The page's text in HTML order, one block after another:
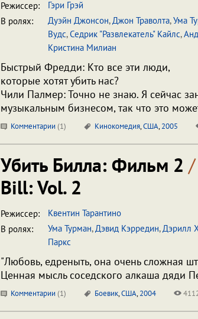
Режиссер:
Гэри Грэй
В ролях:
Дуэйн Джонсон,Джон Траволта,Ума
Вудс,Седрик "Развлекатель" Кайлс,
Кристина Милиан
Быстрый Фредди: Кто все эти люди,
которые хотят убить нас?
Чили Палмер: Точно не знаю. Я сейчас
музыкальным бизнесом, так что это
Комментарии (1) Кинокомедия,США,2005
Убить Билла: Фильм 2 /
Bill: Vol. 2
Режиссер:
Квентин Тарантино
В ролях:
Ума Турман,Дэвид Кэрредин,Дэрилл
Паркс
"Любовь, едреныть, она очень сложная
Ценная мысль соседского алкаша дяди
Комментарии (1) Боевик,США,2004